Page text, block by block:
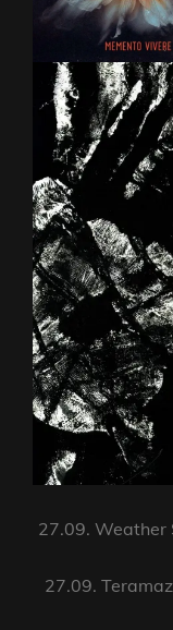
27.09. Weather
27.09.